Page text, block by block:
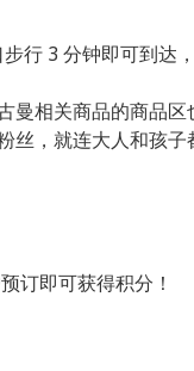
行 3 分钟即可到达
曼相关商品的商品
丝，就连大人和孩
订即可获得积分！